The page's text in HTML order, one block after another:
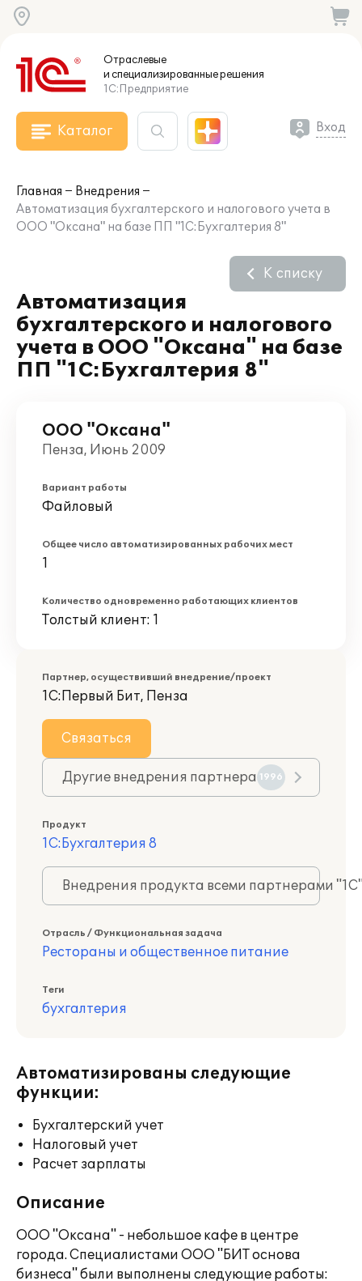
Отраслевые
и специализированныерешения
1С:Предприятие
Каталог Вход
Главная
Внедрения
Автоматизация бухгалтерского и налогового учета в
ООО "Оксана" на базе ПП "1С:Бухгалтерия 8"
Автоматизация
бухгалтерского и налогового
учета в ООО "Оксана" на базе
ПП "1С:Бухгалтерия 8"
К списку
ООО "Оксана"
Пенза, Июнь 2009
Вариант работы
Файловый
Общее число автоматизированных рабочих мест
1
Количество одновременно работающих клиентов
Толстый клиент: 1
Партнер, осуществивший внедрение/проект
1С:Первый Бит, Пенза
Связаться
Другие внедрения партнера 1996
Продукт
1С:Бухгалтерия 8
Внедрения продукта всеми партнерами
Отрасль / Функциональная задача
Рестораны и общественное питание
Теги
бухгалтерия
Автоматизированы следующие
функции:
Бухгалтерский учет
Налоговый учет
Расчет зарплаты
Описание
ООО "Оксана" - небольшое кафе в центре
города. Специалистами ООО "БИТ основа
бизнеса" были выполнены следующие работы: